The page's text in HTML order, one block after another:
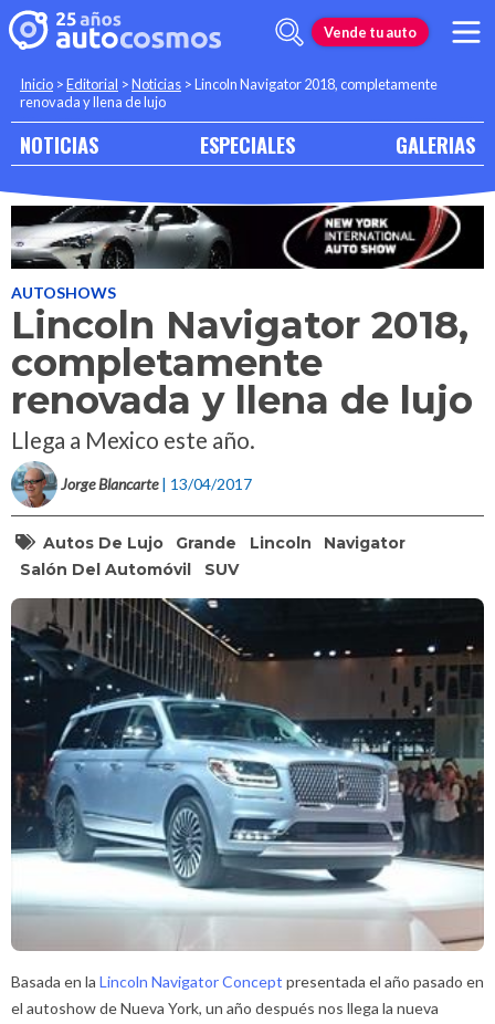
Vende tu auto
Inicio >Editorial >Noticias >Lincoln Navigator 2018, completamente
renovada y llena de lujo
NOTICIAS ESPECIALES GALERIAS
AUTOSHOWS
Lincoln Navigator 2018,
completamente
renovada y llena de lujo
Llega a Mexico este año.
Jorge Blancarte | 13/04/2017
Autos De Lujo Grande Lincoln
Navigator
Salón Del Automóvil
SUV
Basada en la Lincoln Navigator Concept presentada el año pasado en
el autoshow de Nueva York, un año después nos llega la nueva